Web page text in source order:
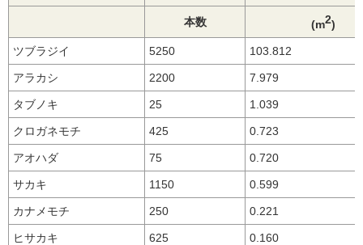
本数 (m2)
ツブラジイ 5250 103.812
アラカシ 2200 7.979
タブノキ 25 1.039
クロガネモチ 425 0.723
アオハダ 75 0.720
サカキ 1150 0.599
カナメモチ 250 0.221
ヒサカキ 625 0.160